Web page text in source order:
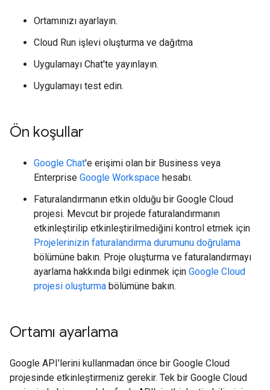
Ortamınızı ayarlayın.
Cloud Run işlevi oluşturma ve dağıtma
Uygulamayı Chat'te yayınlayın.
Uygulamayı test edin.
Ön koşullar
Google Chat'e erişimi olan bir Business veya
Enterprise Google Workspace hesabı.
Faturalandırmanın etkin olduğu bir Google Cloud
projesi. Mevcut bir projede faturalandırmanın
etkinleştirilip etkinleştirilmediğini kontrol etmek için
Projelerinizin faturalandırma durumunu doğrulama
bölümüne bakın. Proje oluşturma ve faturalandırmayı
ayarlama hakkında bilgi edinmek için Google Cloud
projesi oluşturma bölümüne bakın.
Ortamı ayarlama
Google API'lerini kullanmadan önce bir Google Cloud
projesinde etkinleştirmeniz gerekir. Tek bir Google Cloud